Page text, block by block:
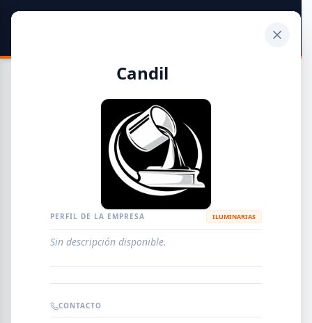
Guía de Empresas Metalúrgicas y Siderúrgicas
METALÚRGICAS
EMPRESAS AGREGAR EMPRESA
Error al cargar empresas.
Candil
PERFIL DE LA EMPRESA ILUMINARIAS
Sin descripción disponible.
CONTACTO